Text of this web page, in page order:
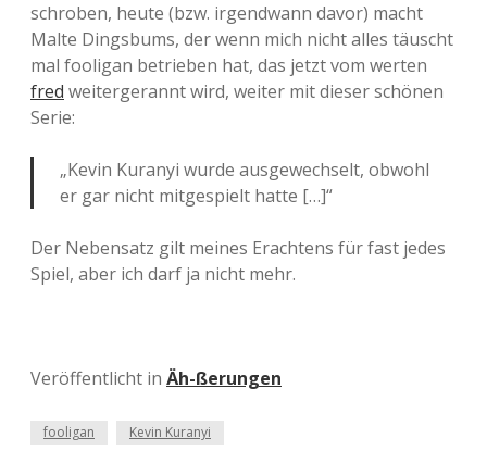
schroben, heute (bzw. irgendwann davor) macht
Malte Dingsbums, der wenn mich nicht alles täuscht
mal fooligan betrieben hat, das jetzt vom werten
fred weitergerannt wird, weiter mit dieser schönen
Serie:
„Kevin Kuranyi wurde ausgewechselt, obwohl
er gar nicht mitgespielt hatte […]“
Der Nebensatz gilt meines Erachtens für fast jedes
Spiel, aber ich darf ja nicht mehr.
Veröffentlicht in Äh-ßerungen
fooligan Kevin Kuranyi